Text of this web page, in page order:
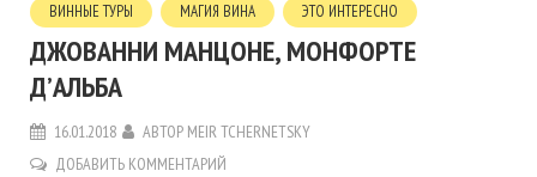
ВИННЫЕ ТУРЫ МАГИЯ ВИНА ЭТО ИНТЕРЕСНО
ДЖОВАННИ МАНЦОНЕ, МOНФОРТЕ
Д’АЛЬБА
16.01.2018 АВТОР MEIR TCHERNETSKY
ДОБАВИТЬ КОММЕНТАРИЙ